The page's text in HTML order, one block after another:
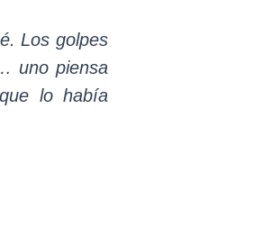
Los golpes
uno piensa
lo había